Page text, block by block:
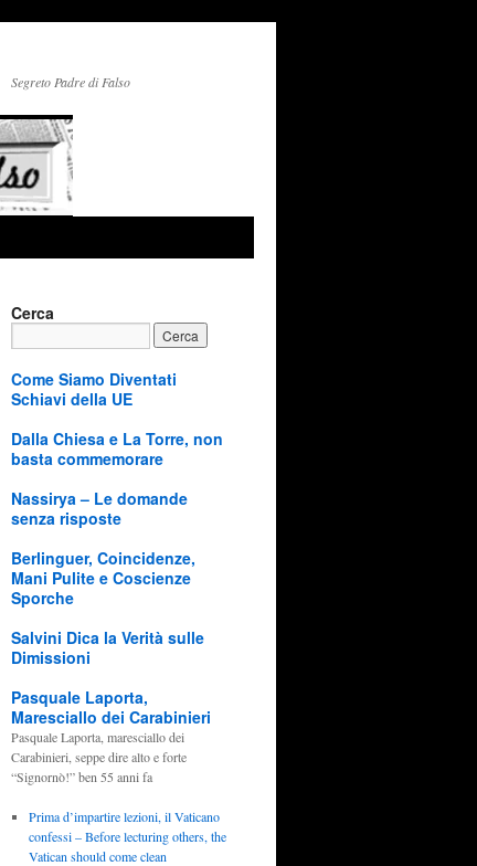
Segreto Padre di Falso
Cerca
Come Siamo Diventati
Schiavi della UE
Dalla Chiesa e La Torre, non
basta commemorare
Nassirya – Le domande
senza risposte
Berlinguer, Coincidenze,
Mani Pulite e Coscienze
Sporche
Salvini Dica la Verità sulle
Dimissioni
Pasquale Laporta,
Maresciallo dei Carabinieri
Pasquale Laporta, maresciallo dei
Carabinieri, seppe dire alto e forte
“Signornò!” ben 55 anni fa
Prima d’impartire lezioni, il Vaticano
confessi – Before lecturing others, the
Vatican should come clean